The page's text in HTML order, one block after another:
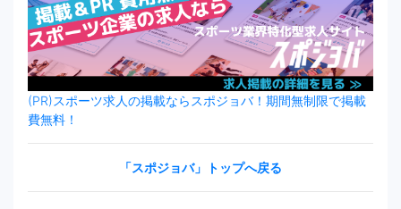
(PR)スポーツ求人の掲載ならスポジョバ！期間無制限で掲載
費無料！
「スポジョバ」トップへ戻る